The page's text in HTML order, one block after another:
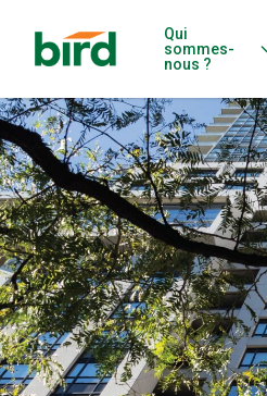
Qui
sommes-
nous ?